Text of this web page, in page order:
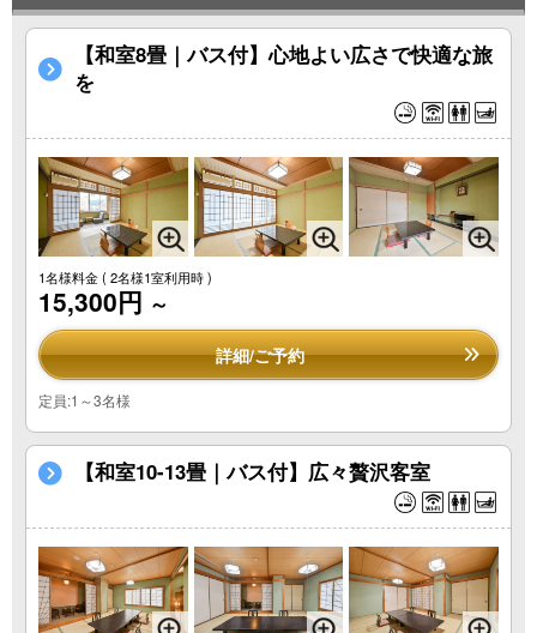
【和室8畳｜バス付】心地よい広さで快適な旅
を
1名様料金( 2名様1室利用時 )
15,300円 ～
詳細/ご予約
定員:1～3名様
【和室10-13畳｜バス付】広々贅沢客室